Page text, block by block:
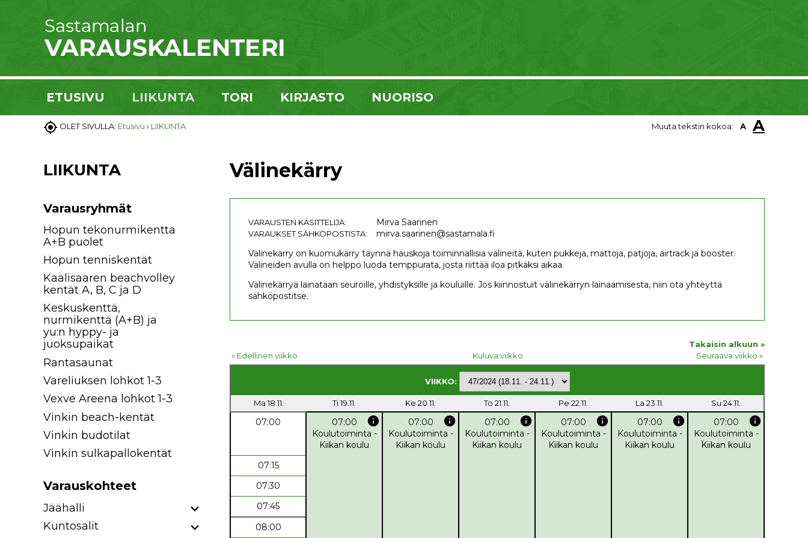
ETUSIVU LIIKUNTA TORI KIRJASTO NUORISO
 OLET SIVULLA: Etusivu › LIIKUNTA Muuta tekstin kokoa: A A
LIIKUNTA
Varausryhmät
Hopun tekonurmikenttä
A+B puolet
Hopun tenniskentät
Kaalisaaren beachvolley
kentät A, B, C ja D
Keskuskenttä,
nurmikenttä (A+B) ja
yu:n hyppy- ja
juoksupaikat
Rantasaunat
Vareliuksen lohkot 1-3
Vexve Areena lohkot 1-3
Vinkin beach-kentät
Vinkin budotilat
Vinkin sulkapallokentät
Varauskohteet
Jäähalli
Kuntosalit
Välinekärry
VARAUSTEN KÄSITTELIJÄ: Mirva Saarinen
VARAUKSET SÄHKÖPOSTISTA:
mirva.saarinen@sastamala.fi
Välinekärry on kuomukärry täynnä hauskoja toiminnallisia välineitä, kuten pukkeja, mattoja, patjoja, airtrack ja booster.
Välineiden avulla on helppo luoda temppurata, josta riittää iloa pitkäksi aikaa.
Välinekärryä lainataan seuroille, yhdistyksille ja kouluille. Jos kiinnostuit välinekärryn lainaamisesta, niin ota yhteyttä
sähköpostitse.
Takaisin alkuun »
« Edellinen viikko
Kuluva viikko Seuraava viikko »
VIIKKO:
Ma 18.11. Ti 19.11. Ke 20.11. To 21.11. Pe 22.11. La 23.11. Su 24.11.
07:00 07:00 info
Koulutoiminta -
Kiikan koulu
07:00 info
Koulutoiminta -
Kiikan koulu
07:00 info
Koulutoiminta -
Kiikan koulu
07:00 info
Koulutoiminta -
Kiikan koulu
07:00 info
Koulutoiminta -
Kiikan koulu
07:00 info
Koulutoiminta -
Kiikan koulu
07:15
07:30
07:45
08:00